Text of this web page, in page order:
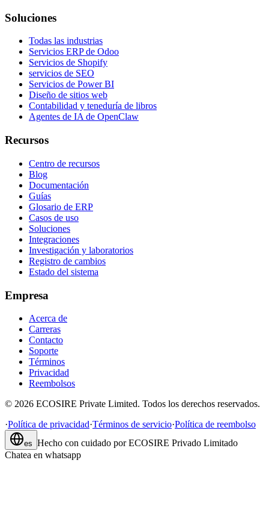
Soluciones
Todas las industrias
Servicios ERP de Odoo
Servicios de Shopify
servicios de SEO
Servicios de Power BI
Diseño de sitios web
Contabilidad y teneduría de libros
Agentes de IA de OpenClaw
Recursos
Centro de recursos
Blog
Documentación
Guías
Glosario de ERP
Casos de uso
Soluciones
Integraciones
Investigación y laboratorios
Registro de cambios
Estado del sistema
Empresa
Acerca de
Carreras
Contacto
Soporte
Términos
Privacidad
Reembolsos
© 2026 ECOSIRE Private Limited. Todos los derechos reservados.
·Política de privacidad·Términos de servicio·Política de reembolso
es Hecho con cuidado por ECOSIRE Privado Limitado
Chatea en whatsapp